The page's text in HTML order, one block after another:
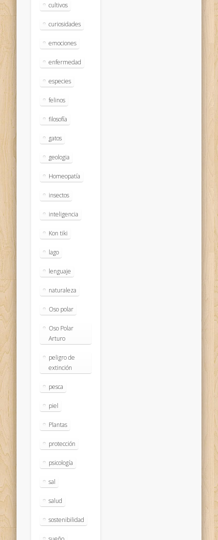
cultivos
curiosidades
emociones
enfermedad
especies
felinos
filosofía
gatos
geologia
Homeopatía
insectos
inteligencia
Kon tiki
lago
lenguaje
naturaleza
Oso polar
Oso Polar
Arturo
peligro de
extinción
pesca
piel
Plantas
protección
psicología
sal
salud
sostenibilidad